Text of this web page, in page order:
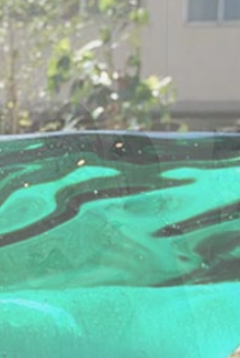
NEWS
2026.6.2
展覧会案
NEWS
2026.5.7
展覧会案
NEWS
2026.4.1
NEWS
2026.2.4
NEWS
2025.12.26
NEWS
2025.9.18
展覧会案
NEWS
2025.8.7
夏季休廊
NEWS
2026.8.5 夏季休廊